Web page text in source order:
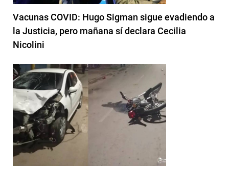
Vacunas COVID: Hugo Sigman sigue evadiendo a
la Justicia, pero mañana sí declara Cecilia
Nicolini